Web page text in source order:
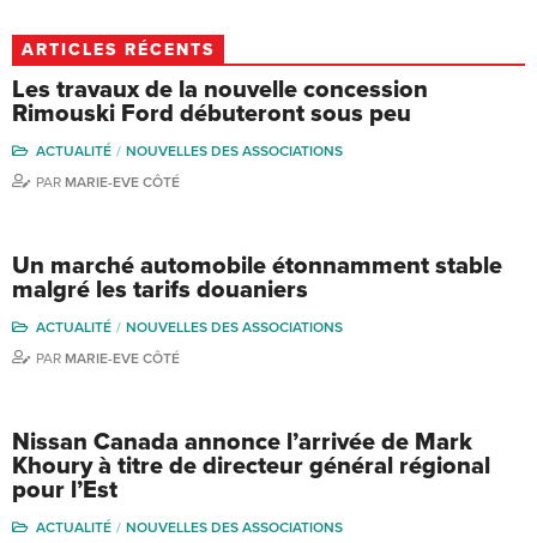
ARTICLES RÉCENTS
Les travaux de la nouvelle concession
Rimouski Ford débuteront sous peu
ACTUALITÉ
NOUVELLES DES ASSOCIATIONS
PAR MARIE-EVE CÔTÉ
Un marché automobile étonnamment stable
malgré les tarifs douaniers
ACTUALITÉ
NOUVELLES DES ASSOCIATIONS
PAR MARIE-EVE CÔTÉ
Nissan Canada annonce l’arrivée de Mark
Khoury à titre de directeur général régional
pour l’Est
ACTUALITÉ
NOUVELLES DES ASSOCIATIONS